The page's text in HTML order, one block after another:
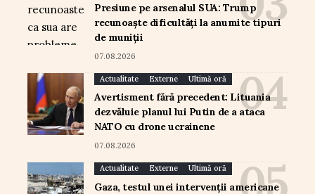
Presiune pe arsenalul SUA: Trump
recunoaște dificultăți la anumite tipuri
de muniții
07.08.2026
Actualitate Externe Ultimă oră
Avertisment fără precedent: Lituania
dezvăluie planul lui Putin de a ataca
NATO cu drone ucrainene
07.08.2026
Actualitate Externe Ultimă oră
Gaza, testul unei intervenții americane